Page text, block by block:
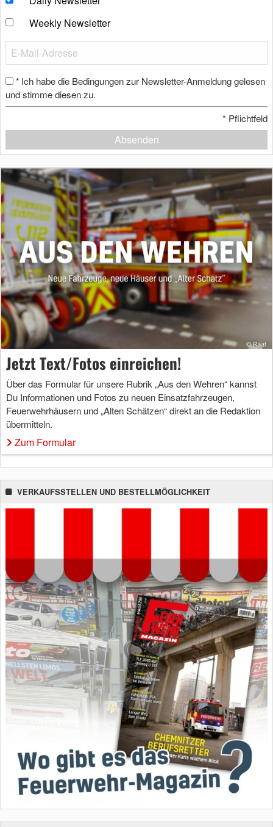
Weekly Newsletter
* Ich habe die Bedingungen zur Newsletter-Anmeldung gelesen
und stimme diesen zu.
* Pflichtfeld
Absenden
Jetzt Text/Fotos einreichen!
Über das Formular für unsere Rubrik „Aus den Wehren“ kannst
Du Informationen und Fotos zu neuen Einsatzfahrzeugen,
Feuerwehrhäusern und „Alten Schätzen“ direkt an die Redaktion
übermitteln.
Zum Formular
VERKAUFSSTELLEN UND BESTELLMÖGLICHKEIT